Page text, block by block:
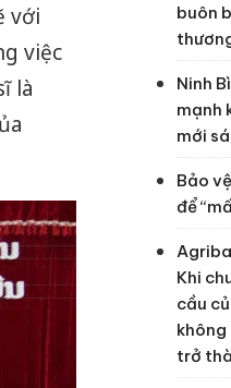
với
việc
là
buôn
Ninh
mạnh
mới
Bảo
để
Khi
cầu
không
trở